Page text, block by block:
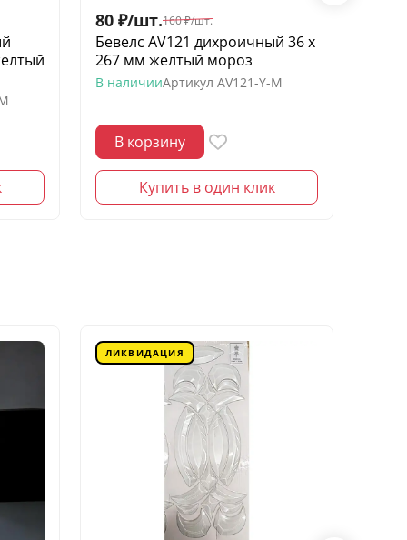
80 ₽/шт.160 ₽/шт.
Бевелс AV121 дихроичный 36 х
267 мм желтый мороз
В наличииАртикул AV121-Y-M
В корзину
Купить в один клик
ЛИКВИДАЦИЯ